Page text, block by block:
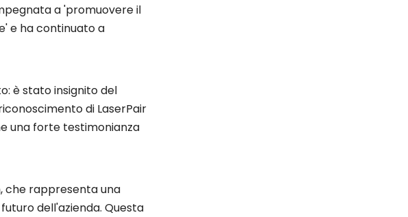
a 'promuovere il
e ha continuato a
è stato insignito del
di LaserPair
una forte testimonianza
che rappresenta una
dell'azienda. Questa